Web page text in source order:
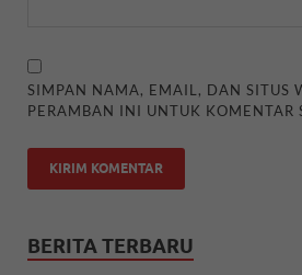
SIMPAN NAMA, EMAIL, DAN SITUS
PERAMBAN INI UNTUK KOMENTAR
BERITA TERBARU